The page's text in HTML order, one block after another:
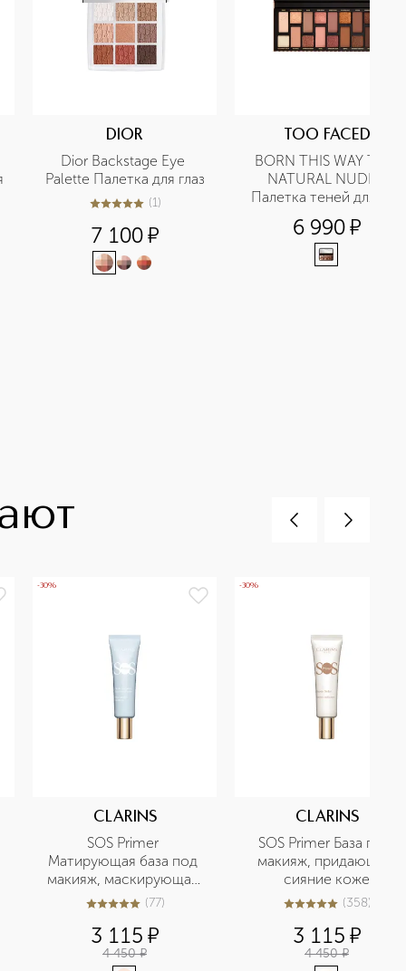
DIOR
Dior Backstage Eye
Palette Палетка для глаз
5из 51 (1)
7 100¤
TOO FACED
BORN THIS WAY THE
NATURAL NUDES
Палетка теней для век
6 990¤
-30%
CLARINS
SOS Primer
Матирующая база под
макияж, маскирующая
поры
4.9из577 (77)
3 115 ¤
4 450 ¤
-30%
CLARINS
SOS Primer База под
макияж, придающая
сияние коже
5из 5358 (358)
3 115 ¤
4 450 ¤